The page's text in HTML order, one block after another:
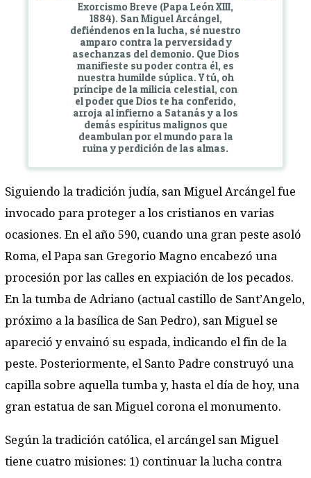
Exorcismo Breve (Papa León XIII,
1884). San Miguel Arcángel,
defiéndenos en la lucha, sé nuestro
amparo contra la perversidad y
asechanzas del demonio. Que Dios
manifieste su poder contra él, es
nuestra humilde súplica. Y tú, oh
príncipe de la milicia celestial, con
el poder que Dios te ha conferido,
arroja al infierno a Satanás y a los
demás espíritus malignos que
deambulan por el mundo para la
ruina y perdición de las almas.
Siguiendo la tradición judía, san Miguel Arcángel fue
invocado para proteger a los cristianos en varias
ocasiones. En el año 590, cuando una gran peste asoló
Roma, el Papa san Gregorio Magno encabezó una
procesión por las calles en expiación de los pecados.
En la tumba de Adriano (actual castillo de Sant’Angelo,
próximo a la basílica de San Pedro), san Miguel se
apareció y envainó su espada, indicando el fin de la
peste. Posteriormente, el Santo Padre construyó una
capilla sobre aquella tumba y, hasta el día de hoy, una
gran estatua de san Miguel corona el monumento.
Según la tradición católica, el arcángel san Miguel
tiene cuatro misiones: 1) continuar la lucha contra